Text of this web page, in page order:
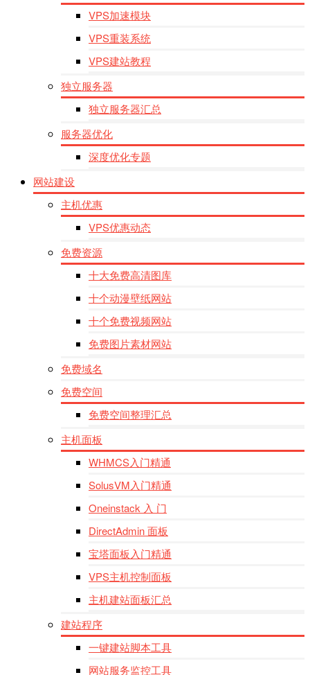
VPS加速模块
VPS重装系统
VPS建站教程
独立服务器
独立服务器汇总
服务器优化
深度优化专题
网站建设
主机优惠
VPS优惠动态
免费资源
十大免费高清图库
十个动漫壁纸网站
十个免费视频网站
免费图片素材网站
免费域名
免费空间
免费空间整理汇总
主机面板
WHMCS入门精通
SolusVM入门精通
Oneinstack 入 门
DirectAdmin 面板
宝塔面板入门精通
VPS主机控制面板
主机建站面板汇总
建站程序
一键建站脚本工具
网站服务监控工具